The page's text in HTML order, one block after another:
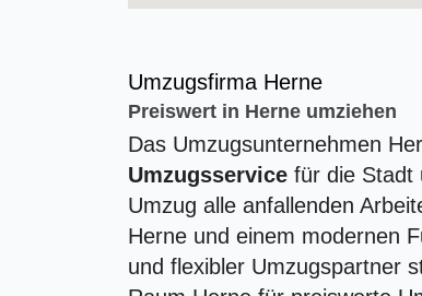
Umzugsfirma Herne
Preiswert in Herne umziehen
Das Umzugsunternehmen
Umzugsservice für die Stadt
Umzug alle anfallenden
Herne und einem modernen
und flexibler Umzugspartner